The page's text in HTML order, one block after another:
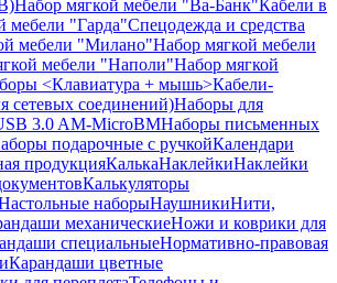
Набор мягкой мебели "Ва-Банк"Кабели в
мебели "Гарда"Спецодежда и средства
мебели "Милано"Набор мягкой мебели
мебели "Наполи"Набор мягкой
<Клавиатура + мышь>Кабели-
сетевых соединений)Наборы для
3.0 AM-MicroBMНаборы письменных
подарочные с ручкойКалендари
продукцияКалькаНаклейкиНаклейки
Калькуляторы
наборыНаушникиНити,
механическиеНожи и коврики для
специальныеНормативно-правовая
Карандаши цветные